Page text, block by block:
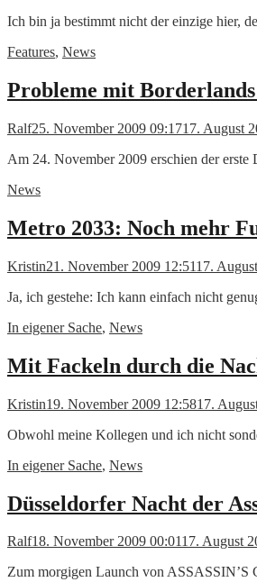
Ich bin ja bestimmt nicht der einzige hier,
Features, News
Probleme mit
Ralf25. November 2009 09:1717. August
Am 24. November 2009 erschien der
News
Metro 2033: Noch mehr
Kristin21. November 2009 12:5117.
Ja, ich gestehe: Ich kann einfach nicht
In eigener Sache, News
Mit Fackeln durch die
Kristin19. November 2009 12:5817.
Obwohl meine Kollegen und ich nicht
In eigener Sache, News
Düsseldorfer Nacht der
Ralf18. November 2009 00:0117. August
Zum morgigen Launch von ASSASSIN’S